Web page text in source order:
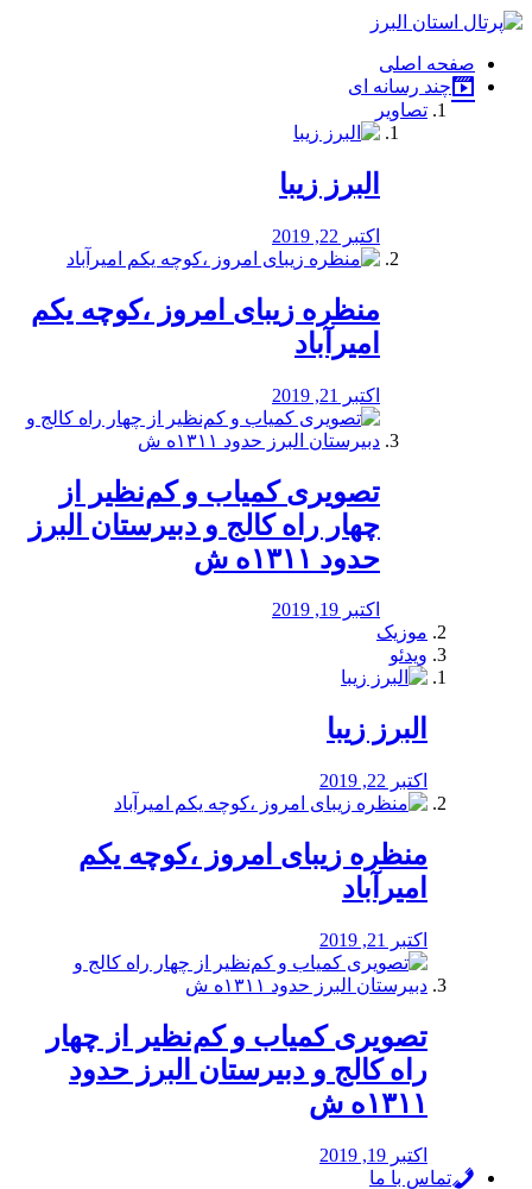
فصد
شرق
تهران
خشکشویی
صفحه اصلی
چند رسانه ای
تصاویر
البرز زیبا
اکتبر 22, 2019
منظره‌‌ زیبای امروز ،کوچه یکم
امیرآباد
اکتبر 21, 2019
️تصویری کمیاب و کم‌نظیر از
چهار راه كالج و دبيرستان البرز
حدود ۱۳۱۱ه ش
اکتبر 19, 2019
موزیک
ویدئو
البرز زیبا
اکتبر 22, 2019
منظره‌‌ زیبای امروز ،کوچه یکم
امیرآباد
اکتبر 21, 2019
️تصویری کمیاب و کم‌نظیر از چهار
راه كالج و دبيرستان البرز حدود
۱۳۱۱ه ش
اکتبر 19, 2019
تماس با ما